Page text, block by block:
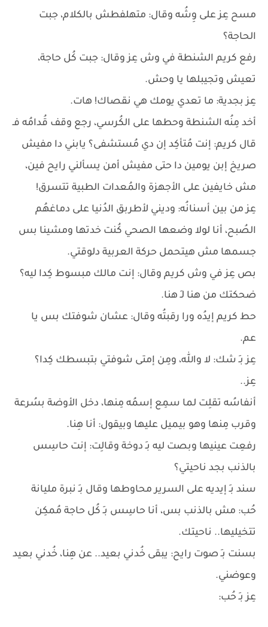
مسح عِز على وِشُه وقال: متهلفطش بالكلام، جبت
الحاجة؟
رفع كريم الشنطة في وش عِز وقال: جبت كُل حاجة،
تعيش وتجيبلها يا وحش.
عِز بجدية: ما تعدي يومك هي نقصاك! هات.
أخد مِنُه الشنطة وحطها على الكُرسي، رجع وقف قُدامُه فـ
قال كريم: إنت مُتأكِد إن دي مُستشفى؟ يابني دا مفيش
صريخ إبن يومين دا حتى مفيش أمن يسألني رايح فين،
مش خايفين على الأجهزة والمُعدات الطبية تتسرق!
عِز من بين أسنانُه: وديني لأطربق الدُنيا على دماغهُم
الصُبح، أنا لولا وضعها الصحي كُنت خدتها ومشينا بس
جسمها مش هيتحمل حركة العربية دلوقتي.
بص عِز في وش كريم وقال: إنت مالك مبسوط كِدا ليه؟
ضحكتك من هنا لـِ هنا.
حط كريم إيدُه ورا رقبتُه وقال: عشان شوفتك بس يا
عم.
عِز بـِ شك: لا والله، ومِن إمتى شوفتي بتبسطك كِدا؟
عِز..
أنفاسُه تقلِت لما سمِع إسمُه مِنها، دخل الأوضة بسُرعة
وقرب مِنها وهو بيميل عليها وبيقول: أنا هِنا.
رفعِت عينيها وبصت ليه بـِ دوخة وقالِت: إنت حاسِس
بالذنب بجد ناحيتي؟
سند بـِ إيديه على السرير محاوطها وقال بـِ نبرة مليانة
حُب: مش بالذنب بس، أنا حاسِس بـِ كُل حاجة مُمكِن
تتخيليها.. ناحيتك.
بسنت بـِ صوت رايح: يبقى خُدني بعيد.. عن هِنا، خُدني بعيد
وعوضني.
عِز بـِ حُب: